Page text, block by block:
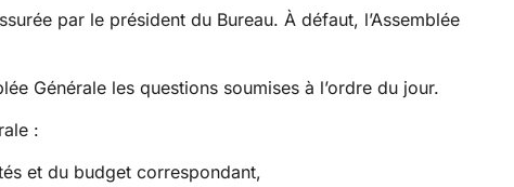
par le président du Bureau. À défaut, l’Assemblée
Générale les questions soumises à l’ordre du jour.
:
et du budget correspondant,